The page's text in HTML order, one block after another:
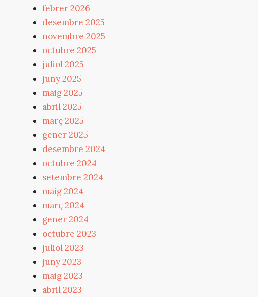
febrer 2026
desembre 2025
novembre 2025
octubre 2025
juliol 2025
juny 2025
maig 2025
abril 2025
març 2025
gener 2025
desembre 2024
octubre 2024
setembre 2024
maig 2024
març 2024
gener 2024
octubre 2023
juliol 2023
juny 2023
maig 2023
abril 2023